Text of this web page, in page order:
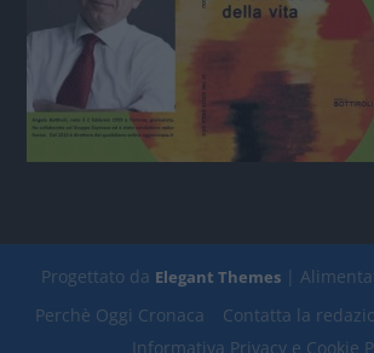
Progettato da Elegant Themes|
Perchè Oggi Cronaca Contatta la
Informativa Privacy e Cookie